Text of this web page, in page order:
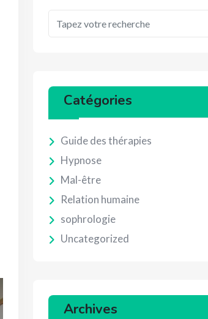
Catégories
Guide des thérapies
Hypnose
Mal-être
Relation humaine
sophrologie
Uncategorized
Archives